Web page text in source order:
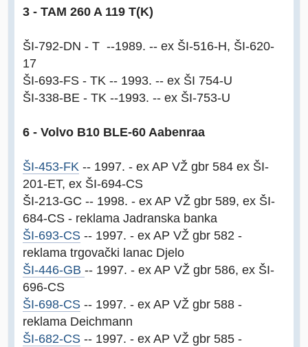
3 - TAM 260 A 119 T(K)
ŠI-792-DN - T --1989. -- ex ŠI-516-H, ŠI-620-
17
ŠI-693-FS - TK -- 1993. -- ex ŠI 754-U
ŠI-338-BE - TK --1993. -- ex ŠI-753-U
6 - Volvo B10 BLE-60 Aabenraa
ŠI-453-FK -- 1997. - ex AP VŽ gbr 584 ex ŠI-
201-ET, ex ŠI-694-CS
ŠI-213-GC -- 1998. - ex AP VŽ gbr 589, ex ŠI-
684-CS - reklama Jadranska banka
ŠI-693-CS -- 1997. - ex AP VŽ gbr 582 -
reklama trgovački lanac Djelo
ŠI-446-GB -- 1997. - ex AP VŽ gbr 586, ex ŠI-
696-CS
ŠI-698-CS -- 1997. - ex AP VŽ gbr 588 -
reklama Deichmann
ŠI-682-CS -- 1997. - ex AP VŽ gbr 585 -